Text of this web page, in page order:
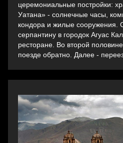
церемониальные постройки:
Уатана» - солнечные часы,
кондора и жилые сооружения.
серпантину в городок Агуас
ресторане. Во второй
поезде обратно. Далее -